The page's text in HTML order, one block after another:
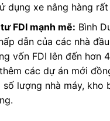
dụng xe nâng hàng rất
FDI mạnh mẽ: Bình
dẫn của các nhà
vốn FDI lên đến hơn
các dự án mới
lượng nhà máy, kho